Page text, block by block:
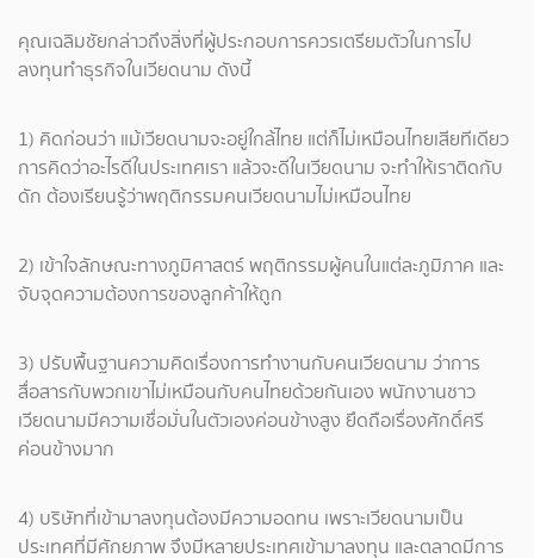
คุณเฉลิมชัยกล่าวถึงสิ่งที่ผู้ประกอบการควรเตรียมตัวในการไป
ลงทุนทำธุรกิจในเวียดนาม ดังนี้
1) คิดก่อนว่า แม้เวียดนามจะอยู่ใกล้ไทย แต่ก็ไม่เหมือนไทยเสียทีเดียว
การคิดว่าอะไรดีในประเทศเรา แล้วจะดีในเวียดนาม จะทำให้เราติดกับ
ดัก ต้องเรียนรู้ว่าพฤติกรรมคนเวียดนามไม่เหมือนไทย
2) เข้าใจลักษณะทางภูมิศาสตร์ พฤติกรรมผู้คนในแต่ละภูมิภาค และ
จับจุดความต้องการของลูกค้าให้ถูก
3) ปรับพื้นฐานความคิดเรื่องการทำงานกับคนเวียดนาม ว่าการ
สื่อสารกับพวกเขาไม่เหมือนกับคนไทยด้วยกันเอง พนักงานชาว
เวียดนามมีความเชื่อมั่นในตัวเองค่อนข้างสูง ยึดถือเรื่องศักดิ์ศรี
ค่อนข้างมาก
4) บริษัทที่เข้ามาลงทุนต้องมีความอดทน เพราะเวียดนามเป็น
ประเทศที่มีศักยภาพ จึงมีหลายประเทศเข้ามาลงทุน และตลาดมีการ